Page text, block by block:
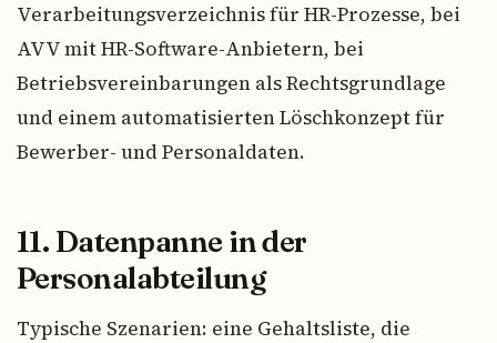
Verarbeitungsverzeichnis für HR-Prozesse, bei
AVV mit HR-Software-Anbietern, bei
Betriebsvereinbarungen als Rechtsgrundlage
und einem automatisierten Löschkonzept für
Bewerber- und Personaldaten.
11. Datenpanne in der
Personalabteilung
Typische Szenarien: eine Gehaltsliste, die